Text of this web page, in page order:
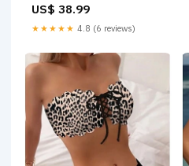
Backless Vacation Beach
Wear Striped Halter Neck
US$ 38.99
★★★★★ 4.8 (6 reviews)